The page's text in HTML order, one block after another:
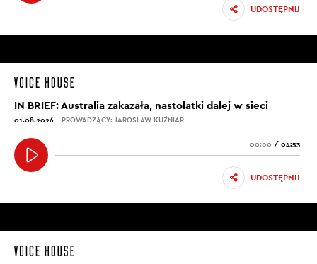
UDOSTĘPNIJ
IN BRIEF: Australia zakazała, nastolatki dalej w sieci
01.08.2026 PROWADZĄCY: JAROSŁAW KUŹNIAR
00:00 / 04:53
UDOSTĘPNIJ